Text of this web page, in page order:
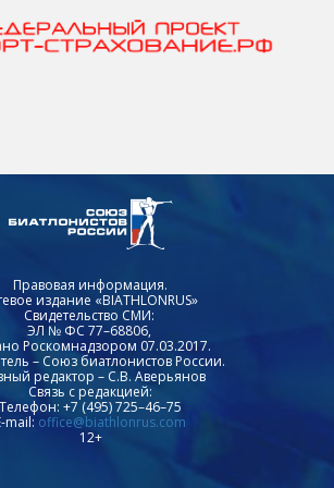
Правовая информация.
издание «BIATHLONRUS»
Свидетельство СМИ:
ЭЛ № ФС 77–68806,
Роскомнадзором 07.03.2017.
– Союз биатлонистов России.
редактор – С.В. Аверьянов
Связь с редакцией:
Телефон: +7 (495) 725–46–75
mail: office@biathlonrus.com
12+